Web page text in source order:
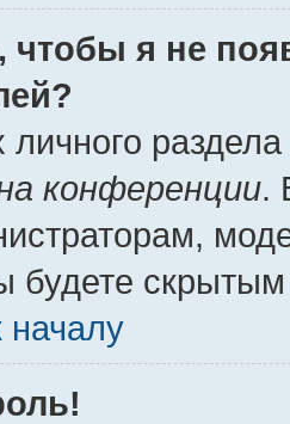
чтобы я не
личного
конференции.
будете
началу